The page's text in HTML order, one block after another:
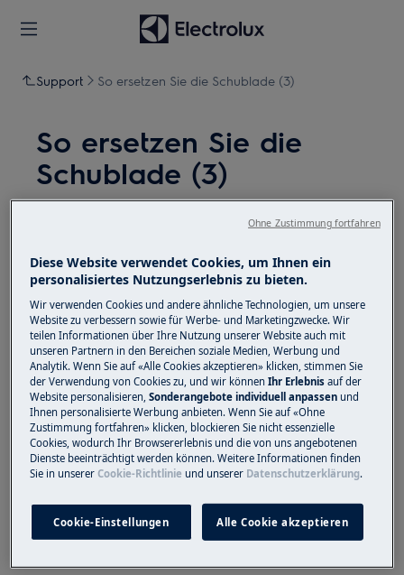
Support So ersetzen Sie die Schublade (3)
So ersetzen Sie die
Schublade (3)
Deaktivieren Sie vor Wartungsarbeiten das Gerät
und ziehen Sie den Netzstecker aus der Steckdose.
Seien Sie immer vorsichtig, wenn Sie Geräte
bewegen. Bei schweren Geräten müssen zwei
Personen sie bewegen.
Verwenden Sie immer Schutzhandschuhe und
geschlossenes Schuhwerk.
Bitte beachten Sie, dass eine Selbstreparatur oder
eine nicht professionelle Reparatur Sicherheitsfolgen
durchgeführt wird
Diese Website verwendet Cookies, um Ihnen ein
personalisiertes Nutzungserlebnis zu bieten.
Wir verwenden Cookies und andere ähnliche Technologien, um unsere
Website zu verbessern sowie für Werbe- und Marketingzwecke. Wir
teilen Informationen über Ihre Nutzung unserer Website auch mit
unseren Partnern in den Bereichen soziale Medien, Werbung und
Analytik. Wenn Sie auf «Alle Cookies akzeptieren» klicken, stimmen Sie
der Verwendung von Cookies zu, und wir könnenIhr Erlebnisauf der
Website personalisieren,Sonderangebote individuell anpassen und
Ihnen personalisierte Werbung anbieten. Wenn Sie auf «Ohne
Zustimmung fortfahren» klicken, blockieren Sie nicht essenzielle
Cookies, wodurch Ihr Browsererlebnis und die von uns angebotenen
Dienste beeinträchtigt werden können. Weitere Informationen finden
Sie in unsererCookie-Richtlinie und unserer Datenschutzerklärung.
Cookie-Einstellungen Alle Cookie akzeptieren
Ohne Zustimmung fortfahren